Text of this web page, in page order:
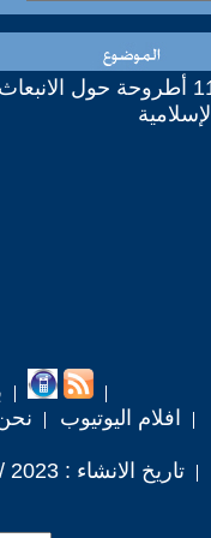
11 أطروحة حول
الإسلامية
افلام اليوتيوب
تاريخ الانشاء : 2023 / 11 / 9